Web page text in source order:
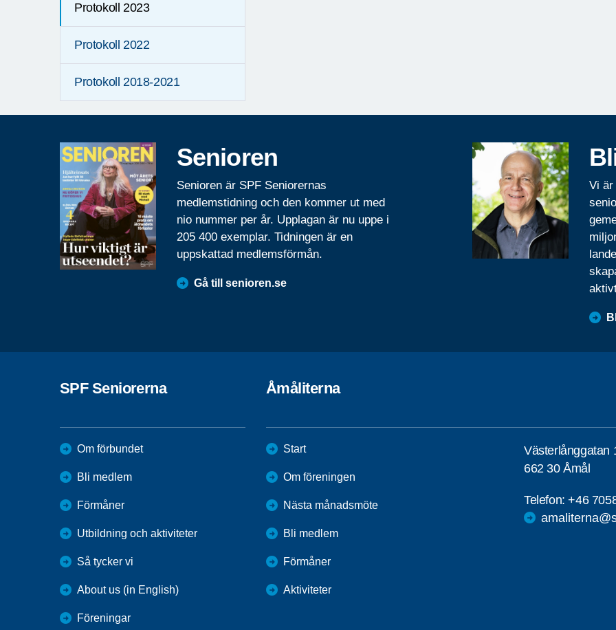
Protokoll 2023
Protokoll 2022
Protokoll 2018-2021
Senioren
Senioren är SPF Seniorernas
medlemstidning och den kommer ut med
nio nummer per år. Upplagan är nu uppe i
205 400 exemplar. Tidningen är en
uppskattad medlemsförmån.
Gå till senioren.se
Vi är
SPF Seniorerna
Om förbundet
Bli medlem
Förmåner
Utbildning och aktiviteter
Så tycker vi
About us (in English)
Föreningar
Åmåliterna
Start
Om föreningen
Nästa månadsmöte
Bli medlem
Förmåner
Aktiviteter
Västerlånggatan
662 30 Åmål
Telefon:+46